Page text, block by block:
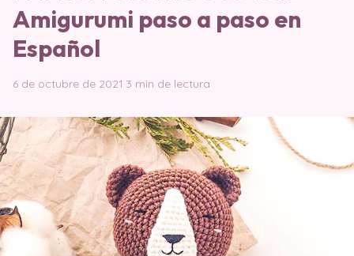
Amigurumi paso a paso en
Español
6 de octubre de 2021·3 min de lectura